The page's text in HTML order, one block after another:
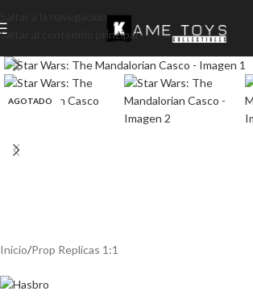
Saltar al contenido principal
AGOTADO
Inicio/Prop Replicas 1:1